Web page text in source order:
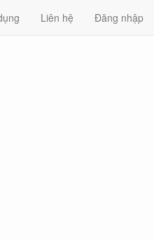
Liên hệ Đăng nhập